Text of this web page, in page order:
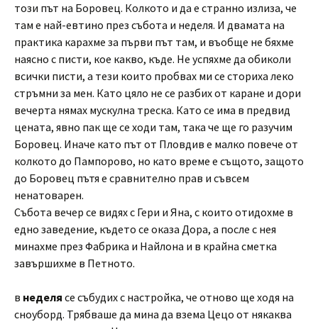
този път на Боровец. Колкото и да е странно излиза, че
там е най-евтино през събота и неделя. И двамата на
практика карахме за първи път там, и въобще не бяхме
наясно с писти, кое какво, къде. Не успяхме да обиколи
всички писти, а тези които пробвах ми се сториха леко
стръмни за мен. Като цяло не се разбих от каране и дори
вечерта нямах мускулна треска. Като се има в предвид
цената, явно пак ще се ходи там, така че ще го разучим
Боровец. Иначе като път от Пловдив е малко повече от
колкото до Пампорово, но като време е същото, защото
до Боровец пътя е сравнително прав и съвсем
ненатоварен.
Събота вечер се видях с Гери и Яна, с които отидохме в
едно заведение, където се оказа Дора, а после с нея
минахме през Фабрика и Найлона и в крайна сметка
завършихме в Петното.
в неделя се събудих с настройка, че отново ще ходя на
сноуборд. Трябваше да мина да взема Цецо от някаква